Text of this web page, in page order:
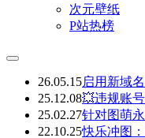
次元壁纸
P站热榜
26.05.15启用新域
25.12.08💥违规账
25.02.27针对图萌
22.10.25快乐冲图